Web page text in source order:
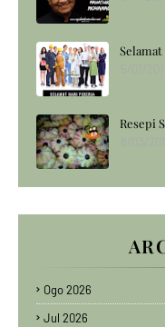
Selamat
Resepi
Ogo 2026
Jul 2026